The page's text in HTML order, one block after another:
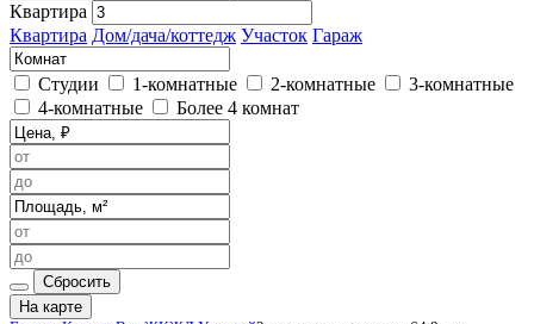
Квартира
Квартира Дом/дача/коттедж Участок Гараж
Студии 1-комнатные 2-комнатные
3-комнатные
4-комнатные
Более 4 комнат
Сбросить
На карте